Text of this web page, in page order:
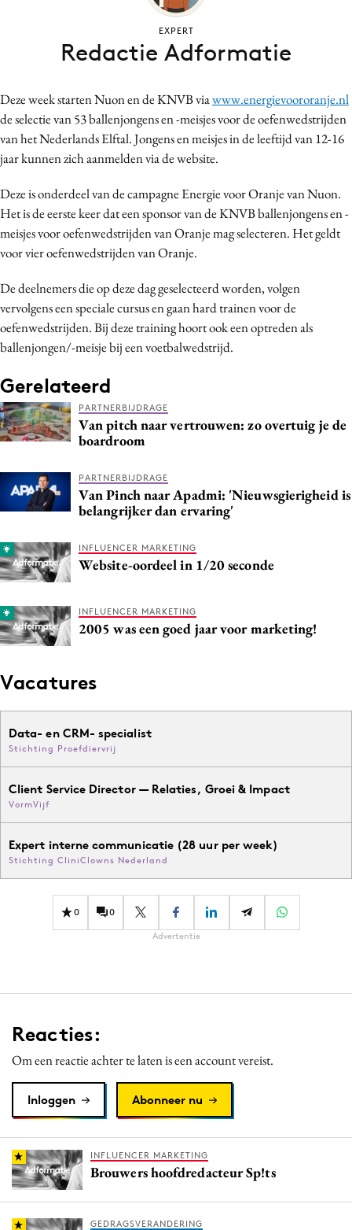
Craft
Customer Experience
Data & Insights
Digital transformation
Diversiteit
Effectiviteit
Influencer marketing
Interne communicatie
Martech
Merkstrategie
PR
Programmatic
Reputatie & crisis
Deze week starten Nuon en de KNVB viawww.energievoororanje.nl
de selectie van 53 ballenjongens en -meisjes voor de oefenwedstrijden
van het Nederlands Elftal. Jongens en meisjes in de leeftijd van 12-16
jaar kunnen zich aanmelden via de website.
Deze is onderdeel van de campagne Energie voor Oranje van Nuon.
Het is de eerste keer dat een sponsor van de KNVB ballenjongens en -
meisjes voor oefenwedstrijden van Oranje mag selecteren. Het geldt
voor vier oefenwedstrijden van Oranje.
De deelnemers die op deze dag geselecteerd worden, volgen
vervolgens een speciale cursus en gaan hard trainen voor de
oefenwedstrijden. Bij deze training hoort ook een optreden als
ballenjongen/-meisje bij een voetbalwedstrijd.
Gerelateerd
PARTNERBIJDRAGE
Van pitch naar vertrouwen: zo overtuig je de
boardroom
PARTNERBIJDRAGE
Van Pinch naar Apadmi: 'Nieuwsgierigheid is
belangrijker dan ervaring'
INFLUENCER MARKETING
Website-oordeel in 1/20 seconde
INFLUENCER MARKETING
2005 was een goed jaar voor marketing!
Vacatures
Data- en CRM- specialist
Stichting Proefdiervrij
Client Service Director — Relaties, Groei & Impact
VormVijf
Expert interne communicatie (28 uur per week)
Stichting CliniClowns Nederland
0 0
Advertentie
Reacties:
Om een reactie achter te laten is een account vereist.
Inloggen Abonneer nu
EXPERT
Redactie Adformatie
INFLUENCER MARKETING
Brouwers hoofdredacteur Sp!ts
GEDRAGSVERANDERING